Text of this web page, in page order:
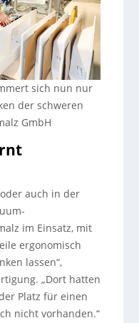
sich nun nur
der schweren
GmbH
auch in der
im Einsatz, mit
ergonomisch
lassen“,
„Dort hatten
Platz für einen
nicht vorhanden.“